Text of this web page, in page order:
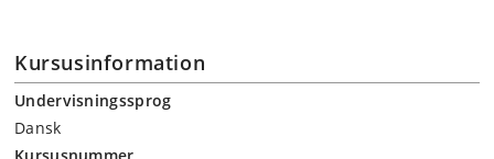
Kursusinformation
Undervisningssprog
Dansk
Kursusnummer